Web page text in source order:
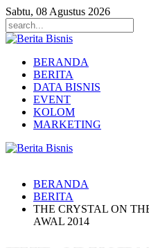
Sabtu, 08 Agustus 2026
BERANDA
BERITA
DATA BISNIS
EVENT
KOLOM
MARKETING
BERANDA
BERITA
THE CRYSTAL ON
AWAL 2014